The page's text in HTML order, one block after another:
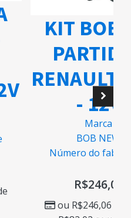
KIT
RENAULT
- 12V
Marca
BOB NEW
Número do
R$246,06
ou R$246,06